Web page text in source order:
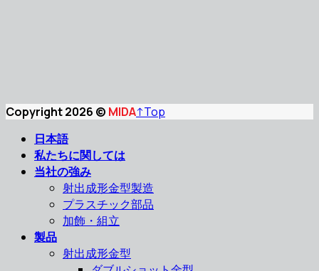
Copyright 2026 © MIDA↑Top
日本語
私たちに関しては
当社の強み
射出成形金型製造
プラスチック部品
加飾・組立
製品
射出成形金型